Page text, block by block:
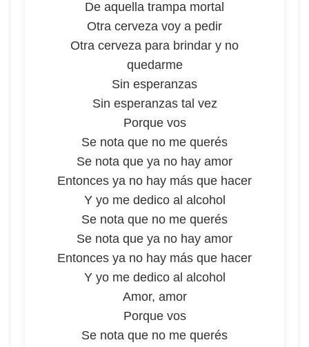
De aquella trampa mortal
Otra cerveza voy a pedir
Otra cerveza para brindar y no
quedarme
Sin esperanzas
Sin esperanzas tal vez
Porque vos
Se nota que no me querés
Se nota que ya no hay amor
Entonces ya no hay más que hacer
Y yo me dedico al alcohol
Se nota que no me querés
Se nota que ya no hay amor
Entonces ya no hay más que hacer
Y yo me dedico al alcohol
Amor, amor
Porque vos
Se nota que no me querés